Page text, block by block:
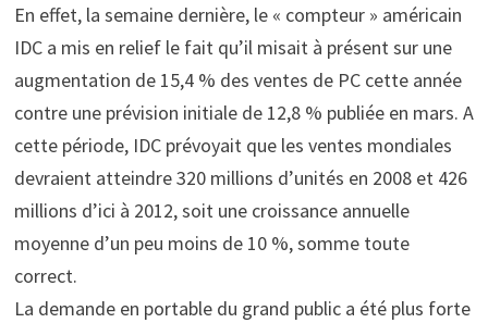
En effet, la semaine dernière, le « compteur » américain
IDC a mis en relief le fait qu’il misait à présent sur une
augmentation de 15,4 % des ventes de PC cette année
contre une prévision initiale de 12,8 % publiée en mars. A
cette période, IDC prévoyait que les ventes mondiales
devraient atteindre 320 millions d’unités en 2008 et 426
millions d’ici à 2012, soit une croissance annuelle
moyenne d’un peu moins de 10 %, somme toute
correct.
La demande en portable du grand public a été plus forte